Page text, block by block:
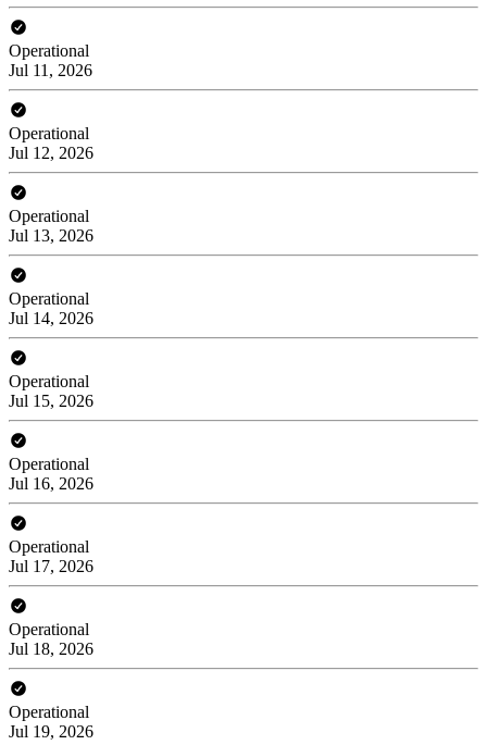
Operational
Jul 11, 2026
Operational
Jul 12, 2026
Operational
Jul 13, 2026
Operational
Jul 14, 2026
Operational
Jul 15, 2026
Operational
Jul 16, 2026
Operational
Jul 17, 2026
Operational
Jul 18, 2026
Operational
Jul 19, 2026